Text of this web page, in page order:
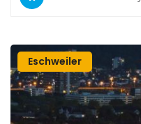
Eschweiler